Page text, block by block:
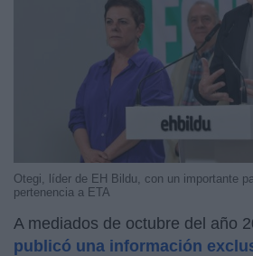
Otegi, líder de EH Bildu, con un importante
pertenencia a ETA
A mediados de octubre del año
publicó una información